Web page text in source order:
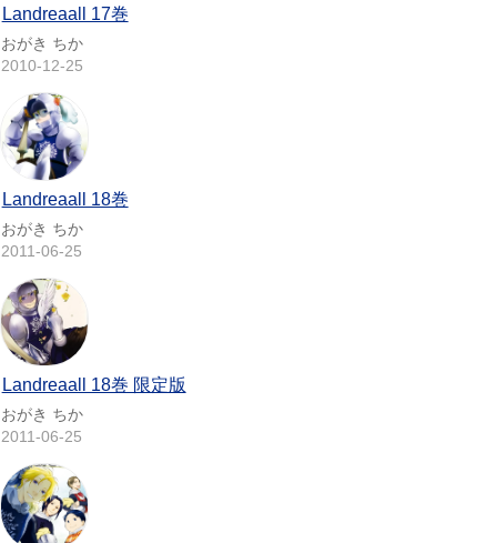
Landreaall 17巻
おがき ちか
2010-12-25
Landreaall 18巻
おがき ちか
2011-06-25
Landreaall 18巻 限定版
おがき ちか
2011-06-25